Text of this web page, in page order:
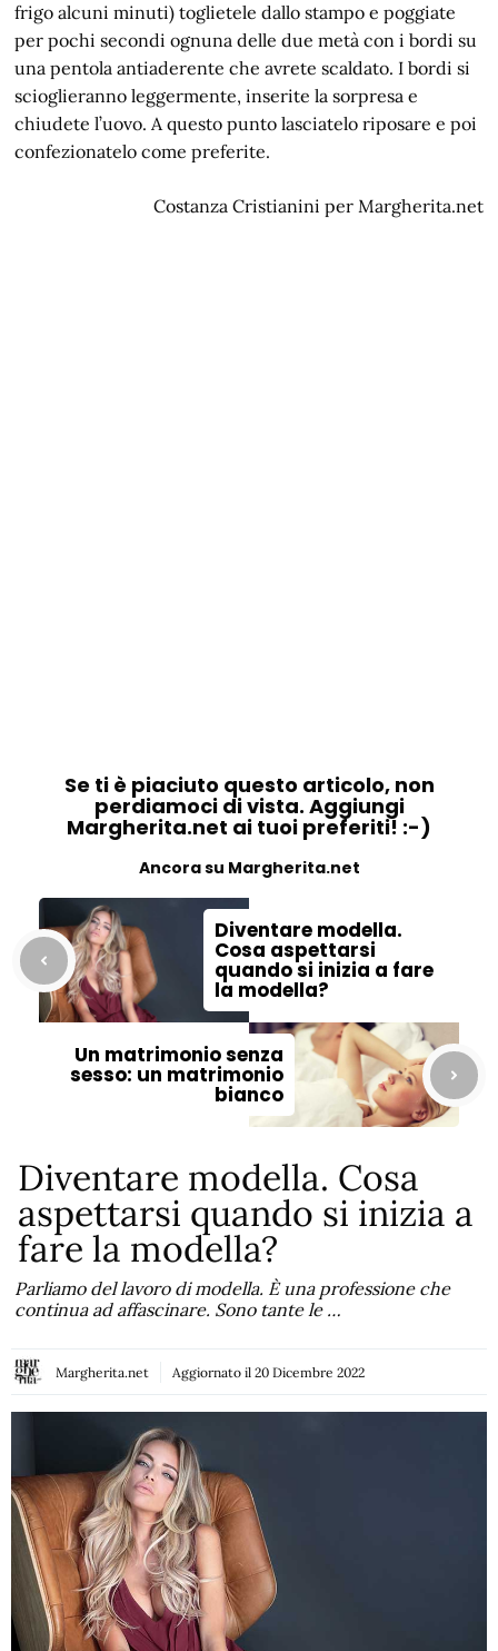
frigo alcuni minuti) toglietele dallo stampo e poggiate
per pochi secondi ognuna delle due metà con i bordi su
una pentola antiaderente che avrete scaldato. I bordi si
scioglieranno leggermente, inserite la sorpresa e
chiudete l’uovo. A questo punto lasciatelo riposare e poi
confezionatelo come preferite.
Costanza Cristianini per Margherita.net
Se ti è piaciuto questo articolo, non
perdiamoci di vista. Aggiungi
Margherita.net ai tuoi preferiti! :-)
Ancora su Margherita.net
Diventare modella.
Cosa aspettarsi
quando si inizia a fare
la modella?
Un matrimonio senza
sesso: un matrimonio
bianco
Diventare modella. Cosa
aspettarsi quando si inizia a
fare la modella?
Parliamo del lavoro di modella. È una professione che
continua ad affascinare. Sono tante le …
Margherita.net Aggiornato il 20 Dicembre 2022